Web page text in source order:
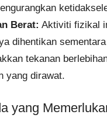
Berat: Aktiviti fizikal
dihentikan
tekanan
yang dirawat.
yang